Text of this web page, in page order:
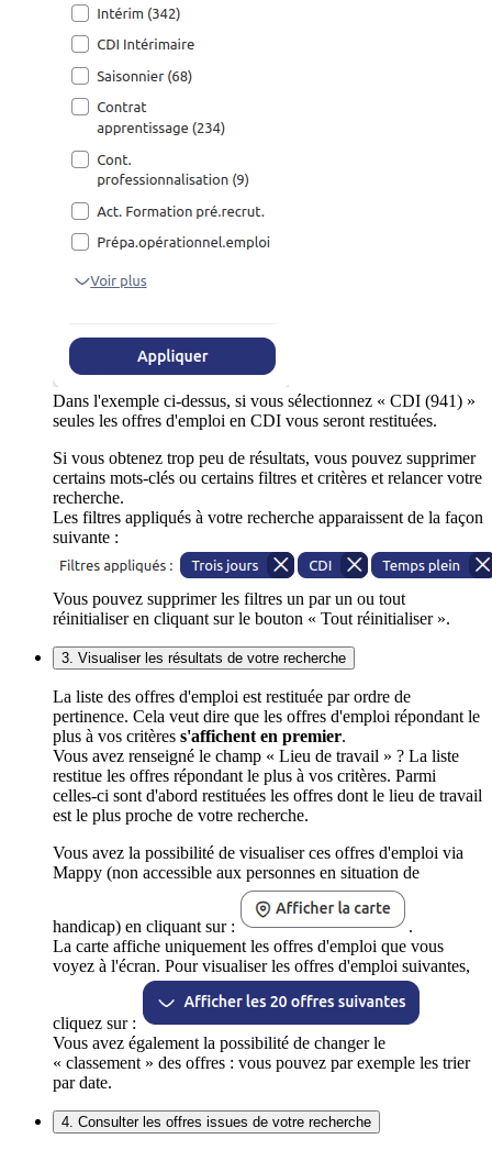
Dans l'exemple ci-dessus, si vous sélectionnez « CDI (941) »
seules les offres d'emploi en CDI vous seront restituées.
Si vous obtenez trop peu de résultats, vous pouvez supprimer
certains mots-clés ou certains filtres et critères et relancer votre
recherche.
Les filtres appliqués à votre recherche apparaissent de la façon
suivante :
Vous pouvez supprimer les filtres un par un ou tout
réinitialiser en cliquant sur le bouton « Tout réinitialiser ».
3. Visualiser les résultats de votre recherche
La liste des offres d'emploi est restituée par ordre de
pertinence. Cela veut dire que les offres d'emploi répondant le
plus à vos critères s'affichent en premier.
Vous avez renseigné le champ « Lieu de travail » ? La liste
restitue les offres répondant le plus à vos critères. Parmi
celles-ci sont d'abord restituées les offres dont le lieu de travail
est le plus proche de votre recherche.
Vous avez la possibilité de visualiser ces offres d'emploi via
Mappy (non accessible aux personnes en situation de
handicap) en cliquant sur :
.
La carte affiche uniquement les offres d'emploi que vous
voyez à l'écran. Pour visualiser les offres d'emploi suivantes,
cliquez sur :
Vous avez également la possibilité de changer le
« classement » des offres : vous pouvez par exemple les trier
par date.
4. Consulter les offres issues de votre recherche